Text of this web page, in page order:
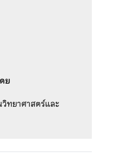
ย
ทยาศาสตร์และ